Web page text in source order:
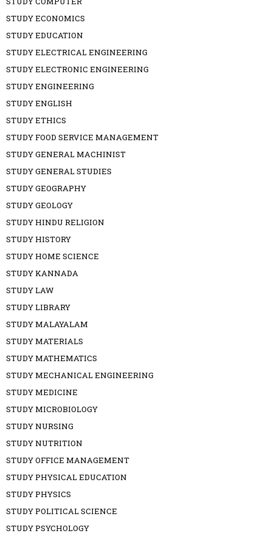
STUDY ECONOMICS
STUDY EDUCATION
STUDY ELECTRICAL ENGINEERING
STUDY ELECTRONIC ENGINEERING
STUDY ENGINEERING
STUDY ENGLISH
STUDY ETHICS
STUDY FOOD SERVICE MANAGEMENT
STUDY GENERAL MACHINIST
STUDY GENERAL STUDIES
STUDY GEOGRAPHY
STUDY GEOLOGY
STUDY HINDU RELIGION
STUDY HISTORY
STUDY HOME SCIENCE
STUDY KANNADA
STUDY LAW
STUDY LIBRARY
STUDY MALAYALAM
STUDY MATERIALS
STUDY MATHEMATICS
STUDY MECHANICAL ENGINEERING
STUDY MEDICINE
STUDY MICROBIOLOGY
STUDY NURSING
STUDY NUTRITION
STUDY OFFICE MANAGEMENT
STUDY PHYSICAL EDUCATION
STUDY PHYSICS
STUDY POLITICAL SCIENCE
STUDY PSYCHOLOGY